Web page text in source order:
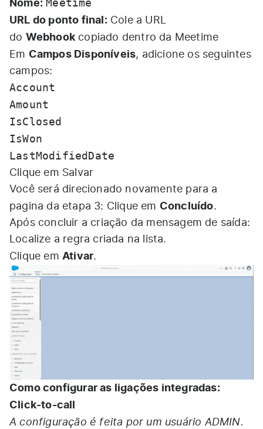
URL do ponto final:Cole a URL
do Webhookcopiado dentro da Meetime
Em Campos Disponíveis, adicione os seguintes
campos:
Account
Amount
IsClosed
IsWon
LastModifiedDate
Clique em Salvar
Você será direcionado novamente para a
pagina da etapa 3: Clique em Concluído.
Após concluir a criação da mensagem de saída:
Localize a regra criada na lista.
Clique em Ativar.
Como configurar as ligações integradas:
Click-to-call
A configuração é feita por um usuário ADMIN.